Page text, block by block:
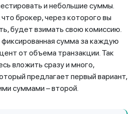
и небольшие суммы.
брокер, через которого вы
будет взимать свою комиссию.
сумма за каждую
от объема транзакции. Так
вложить сразу и много,
предлагает первый вариант,
суммами – второй.